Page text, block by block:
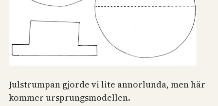
Julstrumpan gjorde vi lite annorlunda, men här
kommer ursprungsmodellen.